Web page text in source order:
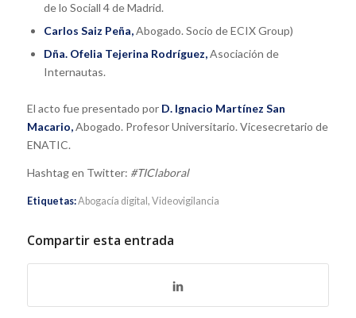
de lo Sociall 4 de Madrid.
Carlos Saiz Peña,Abogado. Socio de ECIX Group)
Dña. Ofelia Tejerina Rodríguez,Asociación de
Internautas.
El acto fue presentado por D. Ignacio Martínez San
Macario,Abogado. Profesor Universitario. Vicesecretario de
ENATIC.
Hashtag en Twitter: #TIClaboral
Etiquetas:Abogacía digital , Videovigilancia
Compartir esta entrada